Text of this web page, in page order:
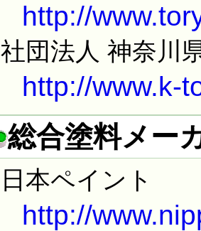
http://
社団法人 神奈川
http://www.k-
総合塗料メー
日本ペイント
http://